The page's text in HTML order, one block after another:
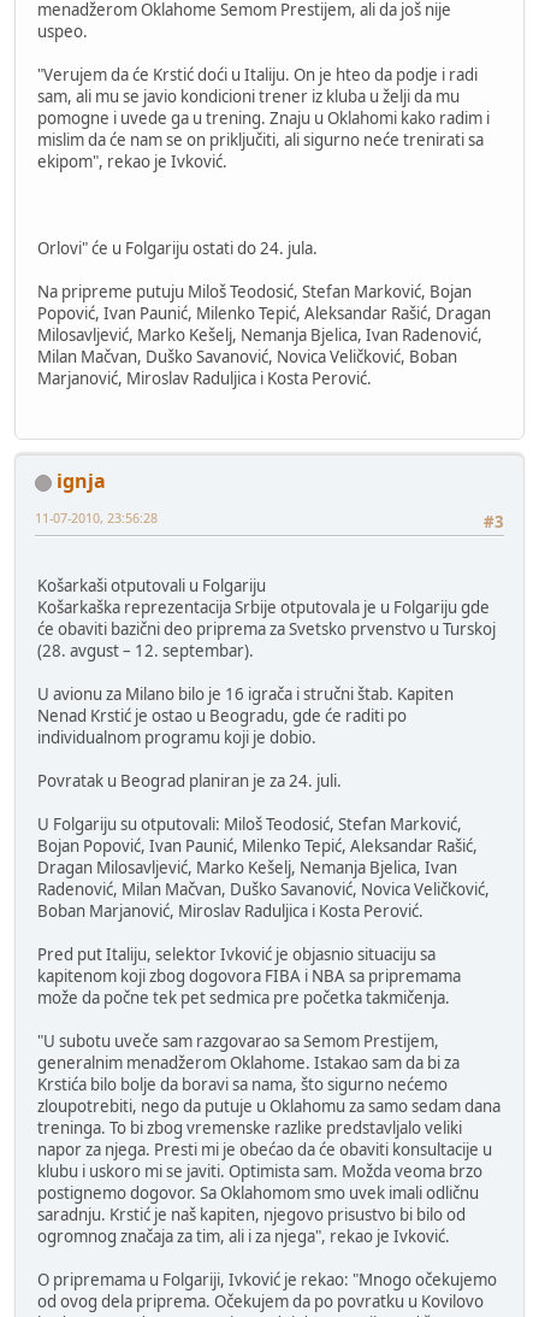
menadžerom Oklahome Semom Prestijem, ali da još nije
uspeo.
"Verujem da će Krstić doći u Italiju. On je hteo da podje i radi
sam, ali mu se javio kondicioni trener iz kluba u želji da mu
pomogne i uvede ga u trening. Znaju u Oklahomi kako radim i
mislim da će nam se on priključiti, ali sigurno neće trenirati sa
ekipom", rekao je Ivković.
Orlovi" će u Folgariju ostati do 24. jula.
Na pripreme putuju Miloš Teodosić, Stefan Marković, Bojan
Popović, Ivan Paunić, Milenko Tepić, Aleksandar Rašić, Dragan
Milosavljević, Marko Kešelj, Nemanja Bjelica, Ivan Radenović,
Milan Mačvan, Duško Savanović, Novica Veličković, Boban
Marjanović, Miroslav Raduljica i Kosta Perović.
ignja
#3
11-07-2010, 23:56:28
Košarkaši otputovali u Folgariju
Košarkaška reprezentacija Srbije otputovala je u Folgariju gde
će obaviti bazični deo priprema za Svetsko prvenstvo u Turskoj
(28. avgust – 12. septembar).
U avionu za Milano bilo je 16 igrača i stručni štab. Kapiten
Nenad Krstić je ostao u Beogradu, gde će raditi po
individualnom programu koji je dobio.
Povratak u Beograd planiran je za 24. juli.
U Folgariju su otputovali: Miloš Teodosić, Stefan Marković,
Bojan Popović, Ivan Paunić, Milenko Tepić, Aleksandar Rašić,
Dragan Milosavljević, Marko Kešelj, Nemanja Bjelica, Ivan
Radenović, Milan Mačvan, Duško Savanović, Novica Veličković,
Boban Marjanović, Miroslav Raduljica i Kosta Perović.
Pred put Italiju, selektor Ivković je objasnio situaciju sa
kapitenom koji zbog dogovora FIBA i NBA sa pripremama
može da počne tek pet sedmica pre početka takmičenja.
"U subotu uveče sam razgovarao sa Semom Prestijem,
generalnim menadžerom Oklahome. Istakao sam da bi za
Krstića bilo bolje da boravi sa nama, što sigurno nećemo
zloupotrebiti, nego da putuje u Oklahomu za samo sedam dana
treninga. To bi zbog vremenske razlike predstavljalo veliki
napor za njega. Presti mi je obećao da će obaviti konsultacije u
klubu i uskoro mi se javiti. Optimista sam. Možda veoma brzo
postignemo dogovor. Sa Oklahomom smo uvek imali odličnu
saradnju. Krstić je naš kapiten, njegovo prisustvo bi bilo od
ogromnog značaja za tim, ali i za njega", rekao je Ivković.
O pripremama u Folgariji, Ivković je rekao: "Mnogo očekujemo
od ovog dela priprema. Očekujem da po povratku u Kovilovo